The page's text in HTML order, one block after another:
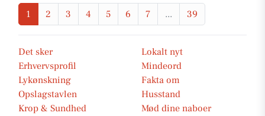
1 2 3 4 5 6 7 ... 39
Det sker
Lokalt nyt
Erhvervsprofil
Mindeord
Lykønskning
Fakta om
Opslagstavlen
Husstand
Krop & Sundhed
Mød dine naboer